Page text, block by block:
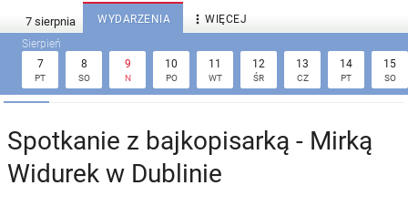
WYDARZENIA  WIĘCEJ
7
PT
8
SO
9
N
10
PO
11
WT
12
ŚR
13
CZ
14
PT
15
SO
Spotkanie z bajkopisarką - Mirką
Widurek w Dublinie